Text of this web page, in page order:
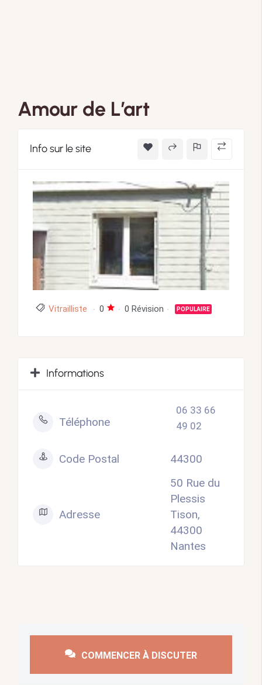
Amour de L’art
Info sur le site
Vitrailliste 0 0 Révision POPULAIRE
Informations
Téléphone
06 33 66
49 02
Code Postal 44300
Adresse
50 Rue du
Plessis
Tison,
44300
Nantes
COMMENCER À DISCUTER